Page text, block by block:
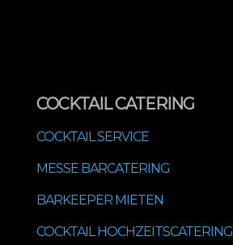
COCKTAIL CATERING
COCKTAIL SERVICE
MESSE BARCATERING
BARKEEPER MIETEN
COCKTAIL HOCHZEITSCATERING